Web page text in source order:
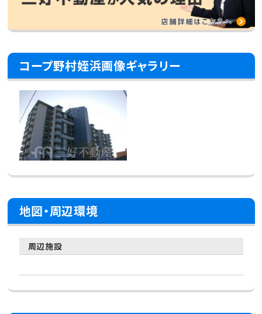
コープ野村姪浜画像ギャラリー
地図・周辺環境
周辺施設